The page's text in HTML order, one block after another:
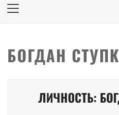
Primary
БОГДАН
ЛИЧНОСТЬ: